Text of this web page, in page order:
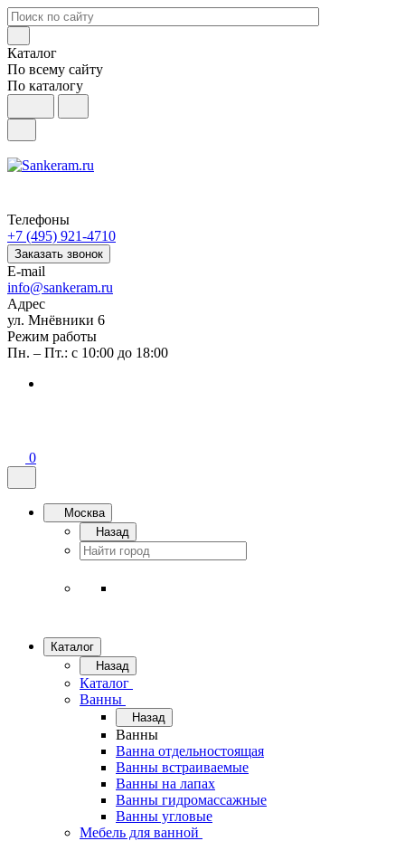
Каталог
По всему сайту
По каталогу
Телефоны
+7 (495) 921-4710
Заказать звонок
E-mail
info@sankeram.ru
Адрес
ул. Мнёвники 6
Режим работы
Пн. – Пт.: с 10:00 до 18:00
0
Москва
Назад
Каталог
Назад
Каталог
Ванны
Назад
Ванны
Ванна отдельностоящая
Ванны встраиваемые
Ванны на лапах
Ванны гидромассажные
Ванны угловые
Мебель для ванной